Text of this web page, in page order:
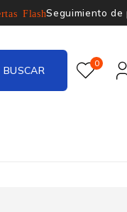
FlashSeguimiento de
0